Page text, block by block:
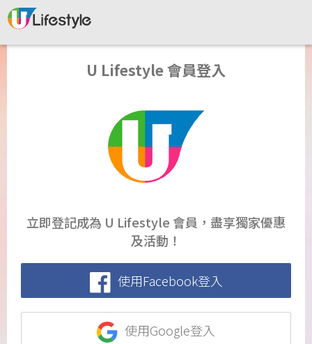
U Lifestyle 會員登入
立即登記成為 U Lifestyle 會員，盡享獨家優惠
及活動！
使用Facebook登入
使用Google登入